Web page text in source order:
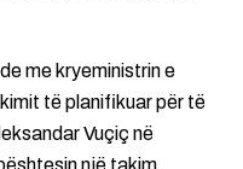
me kryeministrin e
të planifikuar për të
Vuçiç në
një takim